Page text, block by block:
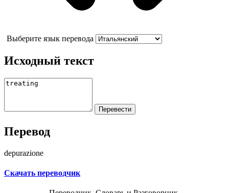
Выберите язык перевода
Исходный текст
Перевод
depurazione
Скачать переводчик